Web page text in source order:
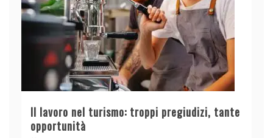
Il lavoro nel turismo: troppi pregiudizi, tante
opportunità